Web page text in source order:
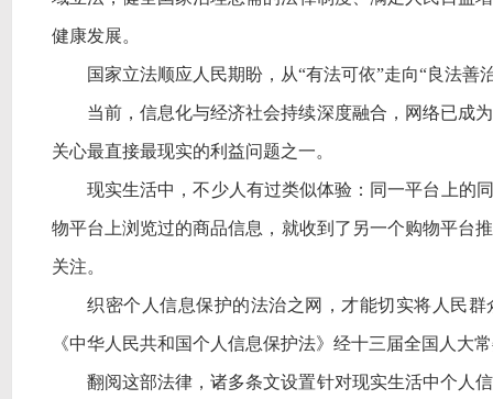
健康发展。
国家立法顺应人民期盼，从“有法可依”走向“良法善
当前，信息化与经济社会持续深度融合，网络已成
关心最直接最现实的利益问题之一。
现实生活中，不少人有过类似体验：同一平台上的
物平台上浏览过的商品信息，就收到了另一个购物平
关注。
织密个人信息保护的法治之网，才能切实将人民
《中华人民共和国个人信息保护法》经十三届全国人大
翻阅这部法律，诸多条文设置针对现实生活中个人